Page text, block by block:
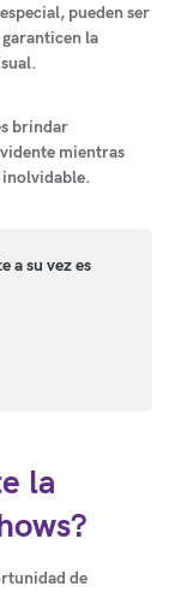
pueden ser
la
brindar
mientras
inolvidable.
a su vez es
la
de